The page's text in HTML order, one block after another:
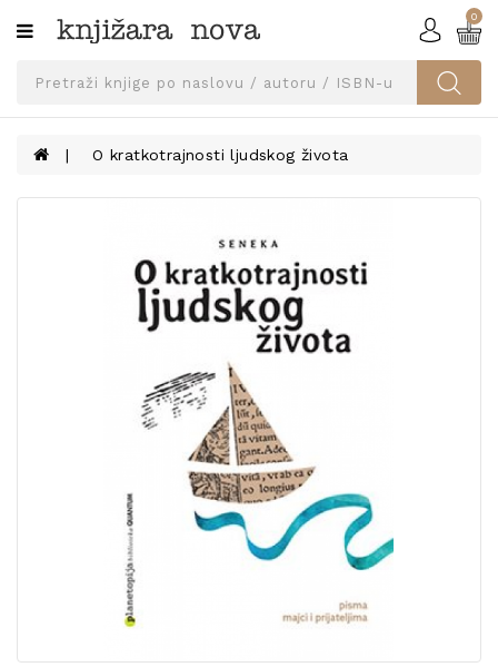
Kategorije
SVEUČILIŠNA
UDŽBENICI
KNJIGE
0
O kratkotrajnosti ljudskog života